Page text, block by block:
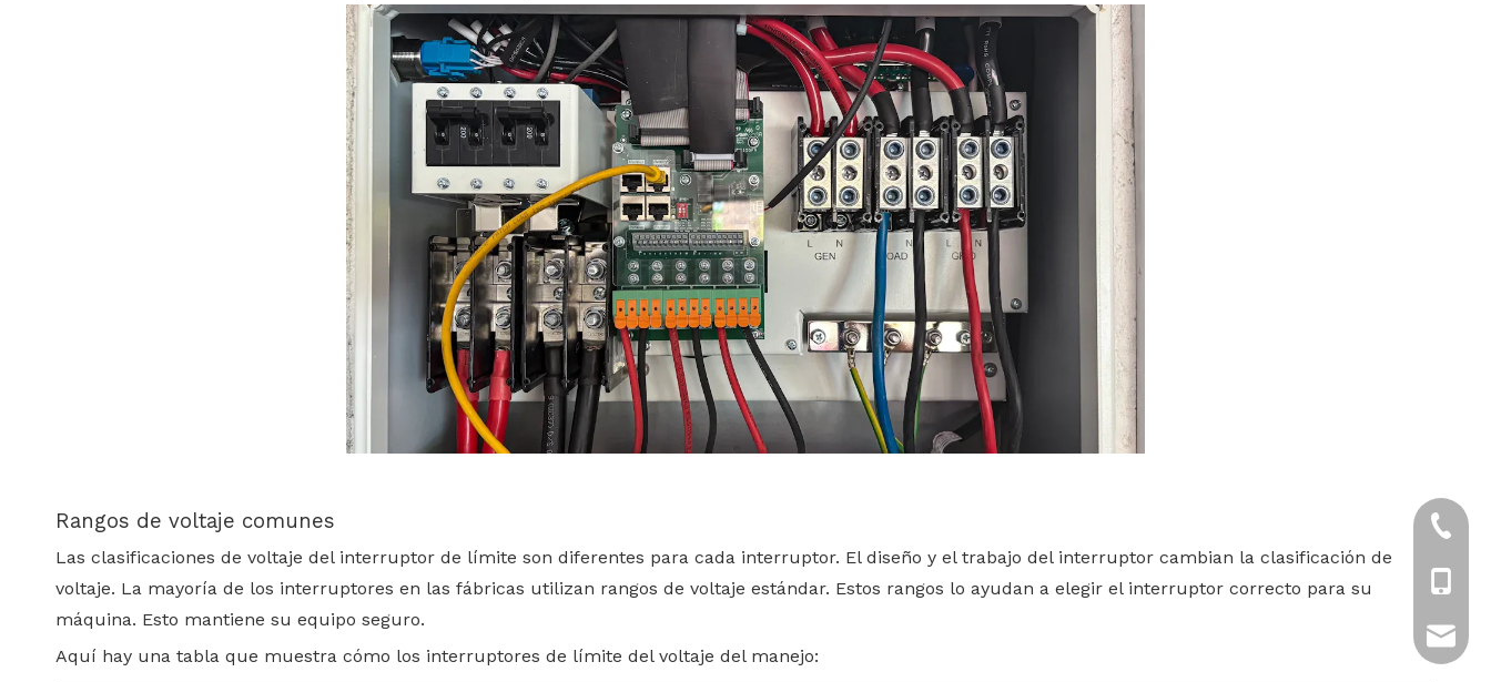
Rangos de voltaje comunes
Las clasificaciones de voltaje del interruptor de límite son diferentes para cada interruptor. El diseño y el trabajo del interruptor cambian la clasificación de
voltaje. La mayoría de los interruptores en las fábricas utilizan rangos de voltaje estándar. Estos rangos lo ayudan a elegir el interruptor correcto para su
máquina. Esto mantiene su equipo seguro.
Aquí hay una tabla que muestra cómo los interruptores de límite del voltaje del manejo:
+86-